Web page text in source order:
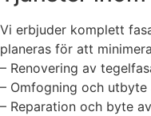
Vi erbjuder komplett
planeras för att
– Renovering av
– Omfogning och
– Reparation och byte